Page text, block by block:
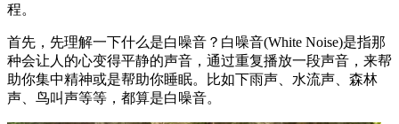
程。
首先，先理解一下什么是白噪音？白噪音(White Noise)是指那
种会让人的心变得平静的声音，通过重复播放一段声音，来帮
助你集中精神或是帮助你睡眠。比如下雨声、水流声、森林
声、鸟叫声等等，都算是白噪音。